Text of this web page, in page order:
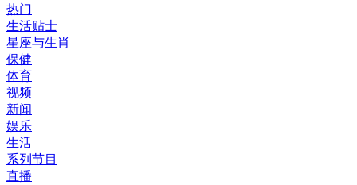
热门
生活贴士
星座与生肖
保健
体育
视频
新闻
娱乐
生活
系列节目
直播